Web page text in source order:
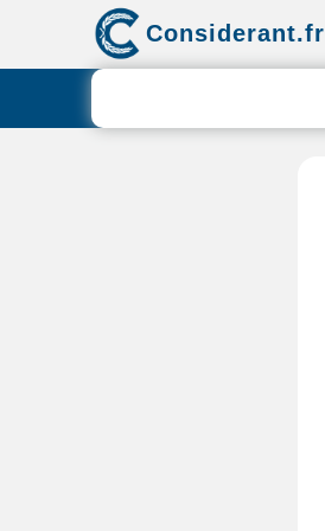
Considerant.fr